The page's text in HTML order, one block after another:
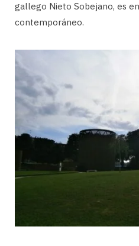
gallego Nieto Sobejano, es
contemporáneo.